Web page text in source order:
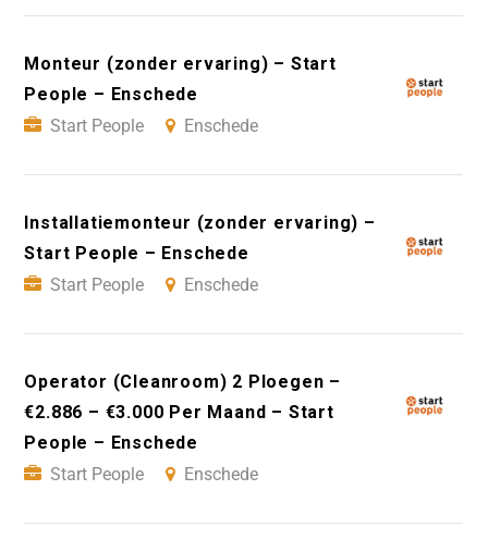
Monteur (zonder ervaring) – Start
People – Enschede
Start People
Enschede
Installatiemonteur (zonder ervaring) –
Start People – Enschede
Start People
Enschede
Operator (Cleanroom) 2 Ploegen –
€2.886 – €3.000 Per Maand – Start
People – Enschede
Start People
Enschede